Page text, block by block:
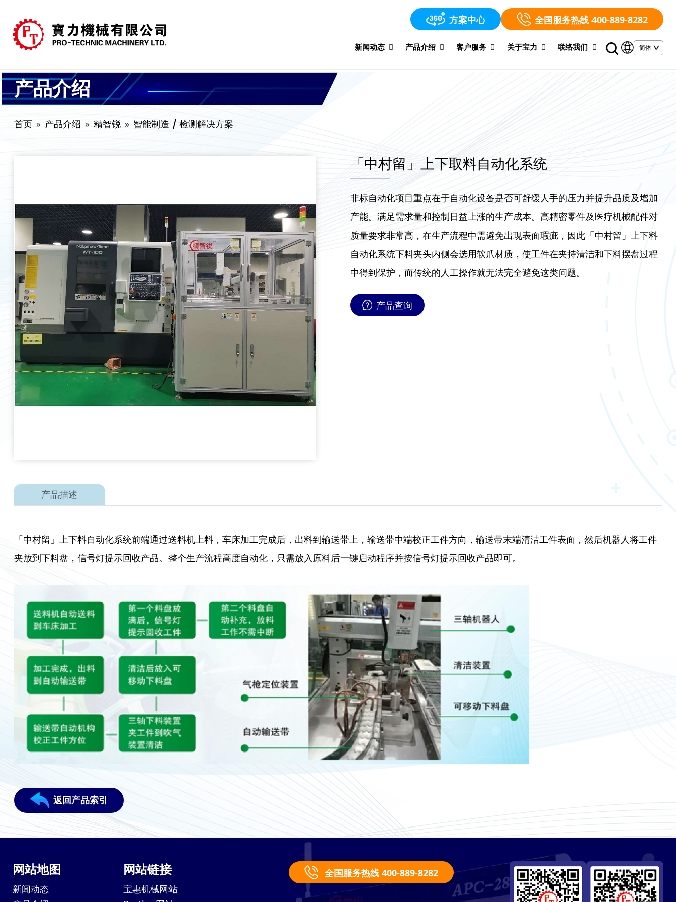
方案中心 全国服务热线 400-889-8282
新闻动态 产品介绍 客户服务 关于宝力 联络我们
产品介绍
首页 产品介绍 精智锐 智能制造 / 检测解决方案
「中村留」上下取料自动化系统
非标自动化项目重点在于自动化设备是否可舒缓人手的压力并提升品质及增加
产能。满足需求量和控制日益上涨的生产成本。高精密零件及医疗机械配件对
质量要求非常高，在生产流程中需避免出现表面瑕疵，因此「中村留」上下料
自动化系统下料夹头内侧会选用软爪材质，使工件在夹持清洁和下料摆盘过程
中得到保护，而传统的人工操作就无法完全避免这类问题。
产品查询
产品描述
「中村留」上下料自动化系统前端通过送料机上料，车床加工完成后，出料到输送带上，输送带中端校正工件方向，输送带末端清洁工件表面，然后机器人将工件
夹放到下料盘，信号灯提示回收产品。整个生产流程高度自动化，只需放入原料后一键启动程序并按信号灯提示回收产品即可。
返回产品索引
网站地图
新闻动态
网站链接
宝惠机械网站
全国服务热线 400-889-8282